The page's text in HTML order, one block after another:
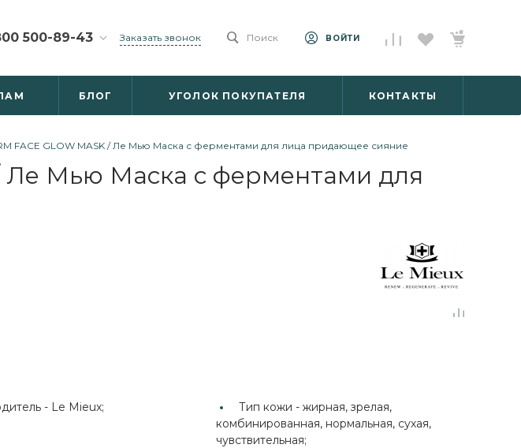
500-89-43
89-43
Дмитровское
Заказать звонок Поиск ВОЙТИ
БЛОГ УГОЛОК ПОКУПАТЕЛЯ КОНТАКТЫ
FACE GLOW MASK / Ле Мью Маска с ферментами для лица придающее сияние
/ Ле Мью Маска с ферментами для
- Le Mieux; Тип кожи -жирная, зрелая,
комбинированная, нормальная, сухая,
чувствительная;